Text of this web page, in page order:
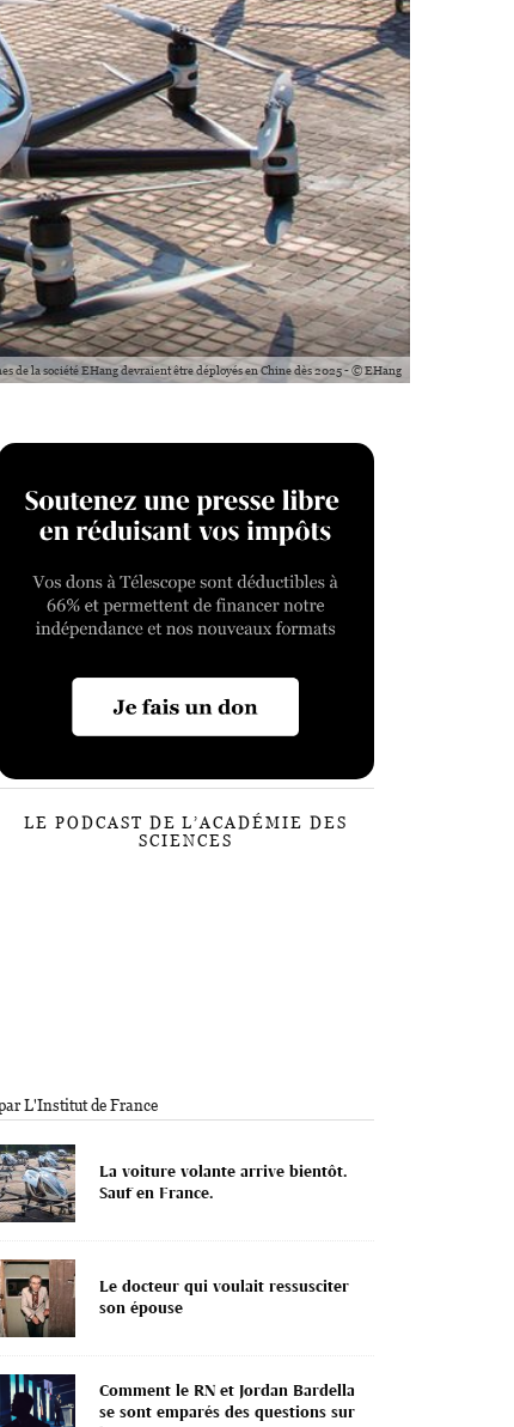
de la société EHang devraient être déployés en Chine dès 2025 - © EHang
LE PODCAST DE L’ACADÉMIE DES
SCIENCES
L'Institut de France
La voiture volante arrive bientôt.
Sauf en France.
Le docteur qui voulait ressusciter
son épouse
Comment le RN et Jordan Bardella
se sont emparés des questions sur